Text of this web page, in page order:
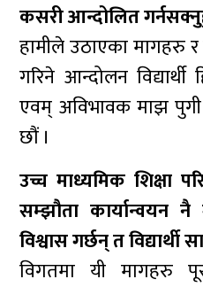
कसरी आन्दोलित
हामीले उठाएका मागहरु
गरिने आन्दोलन विद्यार्थी
एवम् अविभावक माझ पुगी
छौं ।
उच्च माध्यमिक शिक्षा
सम्झौता कार्यान्वयन
विश्वास गर्छन् त विद्यार्थी
विगतमा यी मागहरु